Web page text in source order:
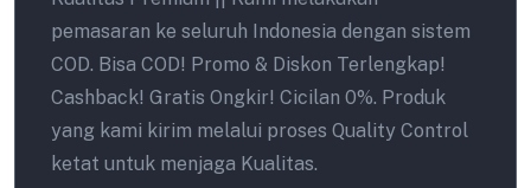
pemasaran ke seluruh Indonesia dengan sistem
COD. Bisa COD! Promo & Diskon Terlengkap!
Cashback! Gratis Ongkir! Cicilan 0%. Produk
yang kami kirim melalui proses Quality Control
ketat untuk menjaga Kualitas.